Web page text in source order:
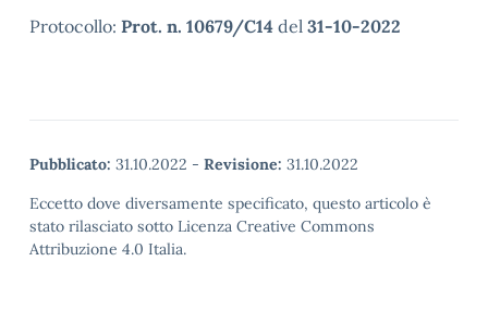
Protocollo: Prot. n. 10679/C14 del 31-10-2022
Pubblicato: 31.10.2022 - Revisione: 31.10.2022
Eccetto dove diversamente specificato, questo articolo è
stato rilasciato sotto Licenza Creative Commons
Attribuzione 4.0 Italia.